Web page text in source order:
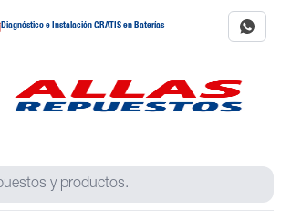
Diagnóstico e Instalación GRATIS en Baterías